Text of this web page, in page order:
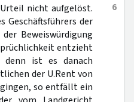
6
nicht aufgelöst.
Geschäftsführers der
Beweiswürdigung
entzieht
denn ist es danach
der U.Rent von
so entfällt ein